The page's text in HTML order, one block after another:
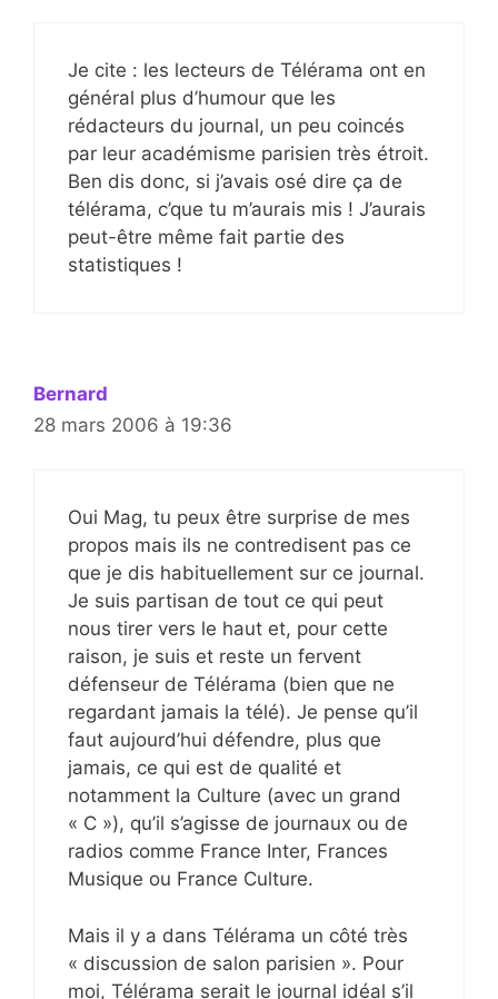
Je cite : les lecteurs de Télérama ont en
général plus d’humour que les
rédacteurs du journal, un peu coincés
par leur académisme parisien très étroit.
Ben dis donc, si j’avais osé dire ça de
télérama, c’que tu m’aurais mis ! J’aurais
peut-être même fait partie des
statistiques !
Bernard
28 mars 2006 à 19:36
Oui Mag, tu peux être surprise de mes
propos mais ils ne contredisent pas ce
que je dis habituellement sur ce journal.
Je suis partisan de tout ce qui peut
nous tirer vers le haut et, pour cette
raison, je suis et reste un fervent
défenseur de Télérama (bien que ne
regardant jamais la télé). Je pense qu’il
faut aujourd’hui défendre, plus que
jamais, ce qui est de qualité et
notamment la Culture (avec un grand
« C »), qu’il s’agisse de journaux ou de
radios comme France Inter, Frances
Musique ou France Culture.
Mais il y a dans Télérama un côté très
« discussion de salon parisien ». Pour
moi, Télérama serait le journal idéal s’il